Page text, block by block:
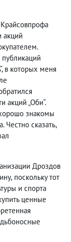
акций
в которых меня
акций „Оби“.
знакомы
Честно сказать,
Дроздов
, поскольку тот
и спорта
ценные